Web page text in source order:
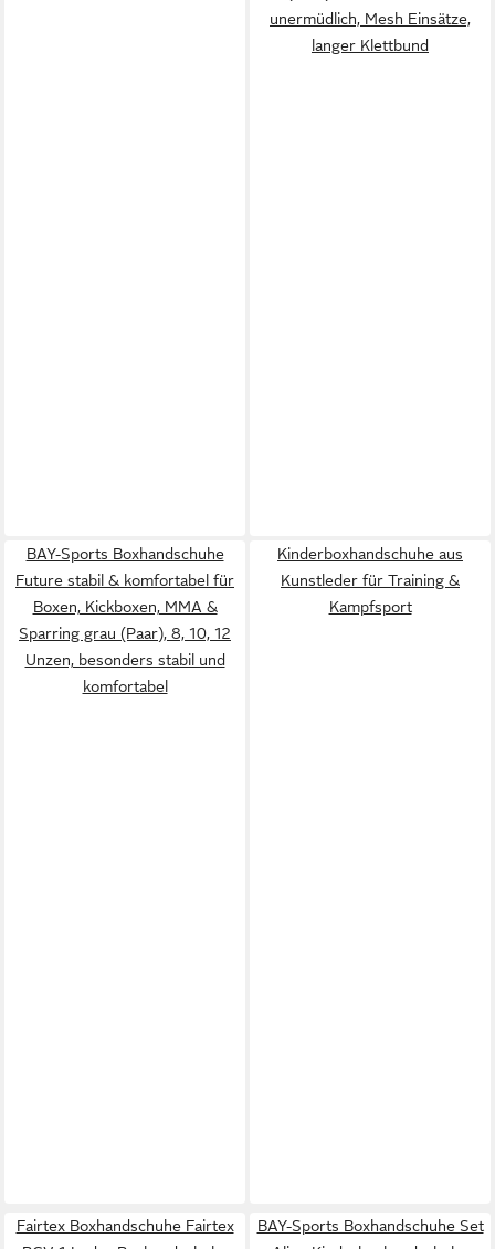
unermüdlich, Mesh Einsätze,
langer Klettbund
BAY-Sports Boxhandschuhe
Future stabil & komfortabel für
Boxen, Kickboxen, MMA &
Sparring grau (Paar), 8, 10, 12
Unzen, besonders stabil und
komfortabel
Kinderboxhandschuhe aus
Kunstleder für Training &
Kampfsport
Fairtex Boxhandschuhe Fairtex
BAY-Sports Boxhandschuhe Set